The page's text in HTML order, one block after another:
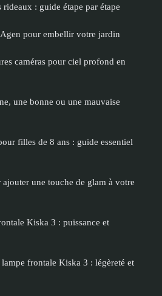
: guide étape par étape
pour embellir votre jardin
caméras pour ciel profond en
une bonne ou une mauvaise
filles de 8 ans : guide essentiel
une touche de glam à votre
Kiska 3 : puissance et
frontale Kiska 3 : légèreté et